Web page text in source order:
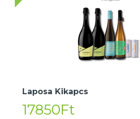
Laposa Kikapcs
17850Ft